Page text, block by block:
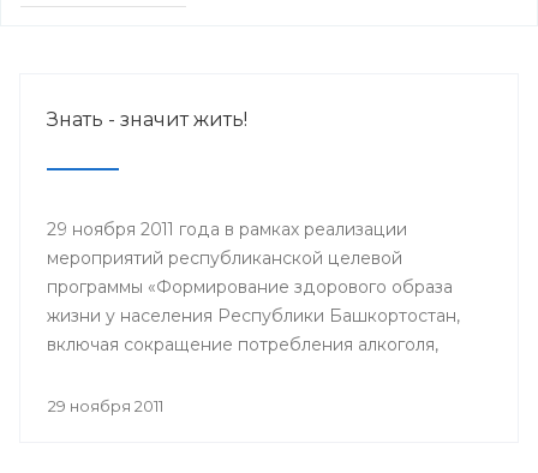
Знать - значит жить!
29 ноября 2011 года в рамках реализации
мероприятий республиканской целевой
программы «Формирование здорового образа
жизни у населения Республики Башкортостан,
включая сокращение потребления алкоголя,
годы» и проведения Всемирного дня борьбы со
29 ноября 2011